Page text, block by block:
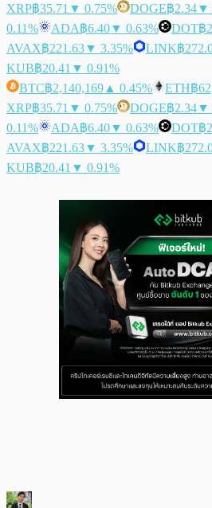
XRP฿35.71 ▼ 0.75% DOGE฿2.34▼
0.11%
ADA฿6.40▼ 0.63% DOT฿
AVAX฿221.63▼ 3.35% LINK฿
KUB฿20.41 ▼ 0.91%
BTC฿2,140,169 ▲ 0.45% ETH฿
XRP฿35.71 ▼ 0.75% DOGE฿2.34▼
0.11%
ADA฿6.40▼ 0.63% DOT฿
AVAX฿221.63▼ 3.35% LINK฿
KUB฿20.41 ▼ 0.91%